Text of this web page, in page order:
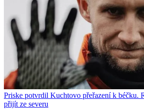
Priske potvrdil Kuchtovo přeřazení k béčku.
přijít ze severu